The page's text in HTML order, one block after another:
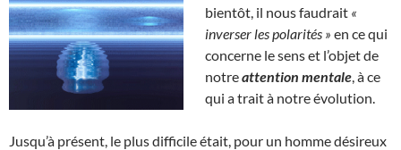
bientôt, il nous faudrait «
inverser les polarités » en ce qui
concerne le sens et l’objet de
notreattention mentale , à ce
qui a trait à notre évolution.
Jusqu’à présent, le plus difficile était, pour un homme désireux